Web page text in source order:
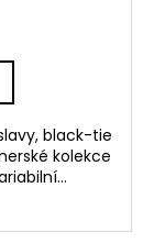
black-tie
kolekce